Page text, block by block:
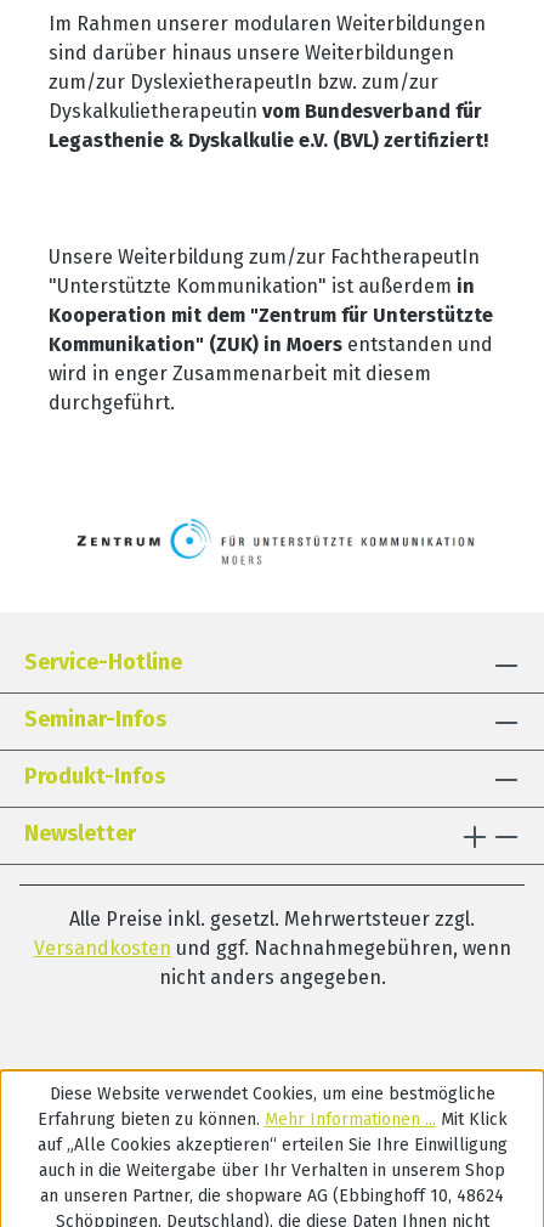
Im Rahmen unserer modularen Weiterbildungen
sind darüber hinaus unsere Weiterbildungen
zum/zur DyslexietherapeutIn bzw. zum/zur
Dyskalkulietherapeutin vom Bundesverband für
Legasthenie & Dyskalkulie e.V. (BVL) zertifiziert!
Unsere Weiterbildung zum/zur FachtherapeutIn
"Unterstützte Kommunikation" ist außerdem in
Kooperation mit dem "Zentrum für Unterstützte
Kommunikation" (ZUK) in Moers entstanden und
wird in enger Zusammenarbeit mit diesem
durchgeführt.
Service-Hotline
Seminar-Infos
Produkt-Infos
Newsletter
Alle Preise inkl. gesetzl. Mehrwertsteuer zzgl.
Versandkosten und ggf. Nachnahmegebühren, wenn
nicht anders angegeben.
Diese Website verwendet Cookies, um eine bestmögliche
Erfahrung bieten zu können. Mehr Informationen ... Mit Klick
auf „Alle Cookies akzeptieren“ erteilen Sie Ihre Einwilligung
auch in die Weitergabe über Ihr Verhalten in unserem Shop
an unseren Partner, die shopware AG (Ebbinghoff 10, 48624
Schöppingen, Deutschland), die diese Daten Ihnen nicht